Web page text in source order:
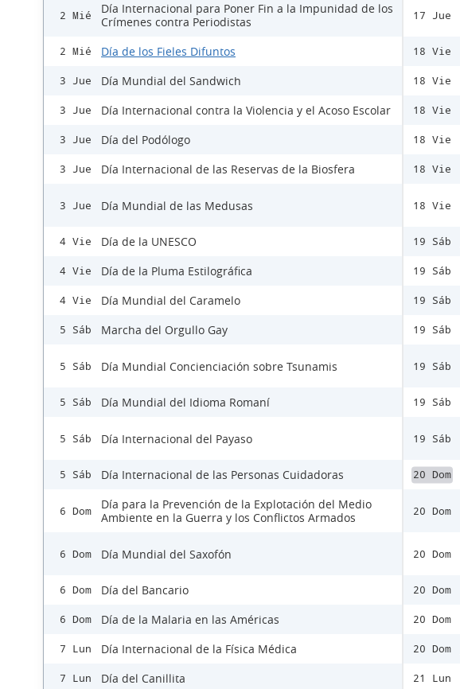
2 Mié
Día Internacional para Poner Fin a la Impunidad de los
Crímenes contra Periodistas
2 Mié Día de los Fieles Difuntos
3 Jue Día Mundial del Sandwich
3 Jue Día Internacional contra la Violencia y el Acoso Escolar
3 Jue Día del Podólogo
3 Jue Día Internacional de las Reservas de la Biosfera
3 Jue Día Mundial de las Medusas
4 Vie Día de la UNESCO
4 Vie Día de la Pluma Estilográfica
4 Vie Día Mundial del Caramelo
5 Sáb Marcha del Orgullo Gay
5 Sáb Día Mundial Concienciación sobre Tsunamis
5 Sáb Día Mundial del Idioma Romaní
5 Sáb Día Internacional del Payaso
5 Sáb Día Internacional de las Personas Cuidadoras
6 Dom
Día para la Prevención de la Explotación del Medio
Ambiente en la Guerra y los Conflictos Armados
6 Dom Día Mundial del Saxofón
6 Dom Día del Bancario
6 Dom Día de la Malaria en las Américas
7 Lun Día Internacional de la Física Médica
7 Lun Día del Canillita
17 Jue
18 Vie
18 Vie
18 Vie
18 Vie
18 Vie
18 Vie
19 Sáb
19 Sáb
19 Sáb
19 Sáb
19 Sáb
19 Sáb
19 Sáb
20 Dom
20 Dom
20 Dom
20 Dom
20 Dom
20 Dom
21 Lun